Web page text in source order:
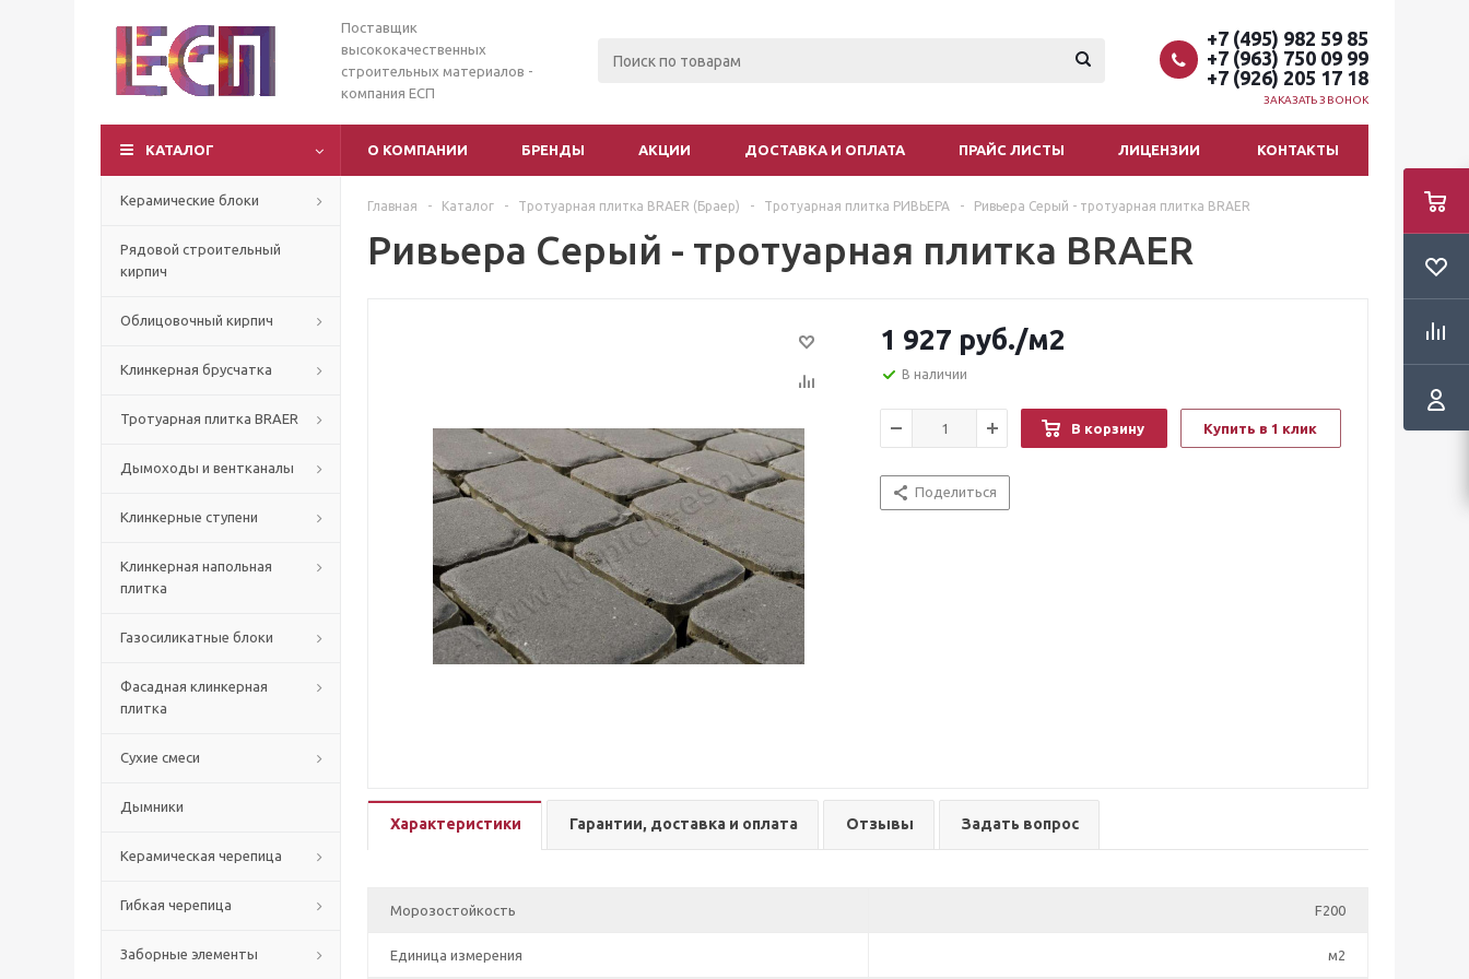
Поставщик
высококачественных
строительных материалов -
компания ЕСП
+7 (495) 982 59 85
+7 (963) 750 09 99
+7 (926) 205 17 18
ЗАКАЗАТЬ ЗВОНОК
КАТАЛОГ О КОМПАНИИ БРЕНДЫ АКЦИИ ДОСТАВКА И ОПЛАТА ПРАЙС ЛИСТЫ ЛИЦЕНЗИИ КОНТАКТЫ
Керамические блоки
Рядовой строительный
кирпич
Облицовочный кирпич
Клинкерная брусчатка
Тротуарная плитка BRAER
Дымоходы и вентканалы
Клинкерные ступени
Клинкерная напольная
плитка
Газосиликатные блоки
Фасадная клинкерная
плитка
Сухие смеси
Дымники
Керамическая черепица
Гибкая черепица
Заборные элементы
Главная - Каталог - Тротуарная плитка BRAER (Браер) - Тротуарная плитка РИВЬЕРА - Ривьера Серый - тротуарная плитка BRAER
Ривьера Серый - тротуарная плитка BRAER
1 927 руб./м2
В наличии
В корзину Купить в 1 клик
Поделиться
Характеристики Гарантии, доставка и оплата Отзывы Задать вопрос
Морозостойкость F200
Единица измерения м2